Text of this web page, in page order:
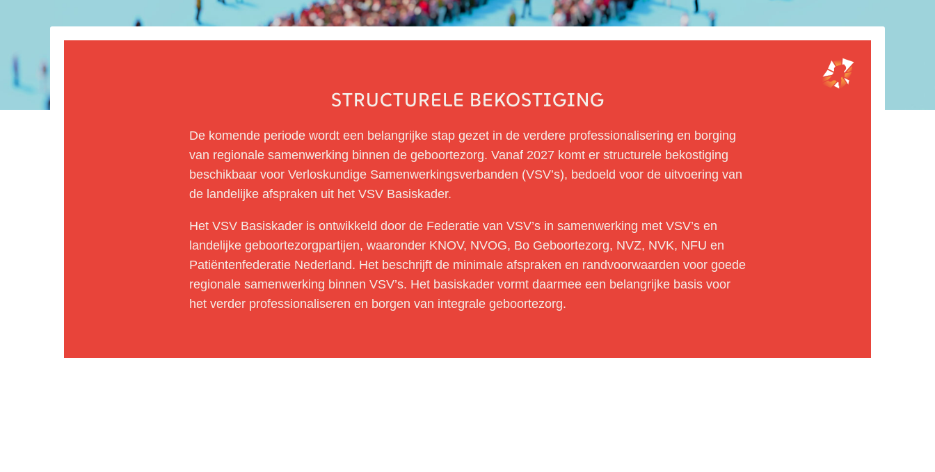
STRUCTURELE BEKOSTIGING
De komende periode wordt een belangrijke stap gezet in de verdere professionalisering en borging
van regionale samenwerking binnen de geboortezorg. Vanaf 2027 komt er structurele bekostiging
beschikbaar voor Verloskundige Samenwerkingsverbanden (VSV’s), bedoeld voor de uitvoering van
de landelijke afspraken uit het VSV Basiskader.
Het VSV Basiskader is ontwikkeld door de Federatie van VSV’s in samenwerking met VSV’s en
landelijke geboortezorgpartijen, waaronder KNOV, NVOG, Bo Geboortezorg, NVZ, NVK, NFU en
Patiëntenfederatie Nederland. Het beschrijft de minimale afspraken en randvoorwaarden voor goede
regionale samenwerking binnen VSV’s. Het basiskader vormt daarmee een belangrijke basis voor
het verder professionaliseren en borgen van integrale geboortezorg.